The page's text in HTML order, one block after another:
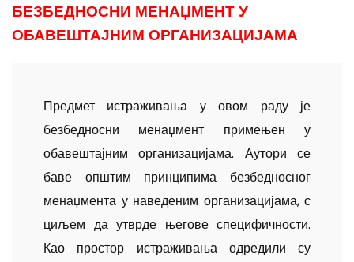
БЕЗБЕДНОСНИ МЕНАЏМЕНТ У
ОБАВЕШТАЈНИМ ОРГАНИЗАЦИЈАМА
Предмет истраживања у овом раду је
безбедносни менаџмент примењен у
обавештајним организацијама. Аутори се
баве општим принципима безбедносног
менаџмента у наведеним организацијама, с
циљем да утврде његове специфичности.
Као про­стор истраживања одредили су